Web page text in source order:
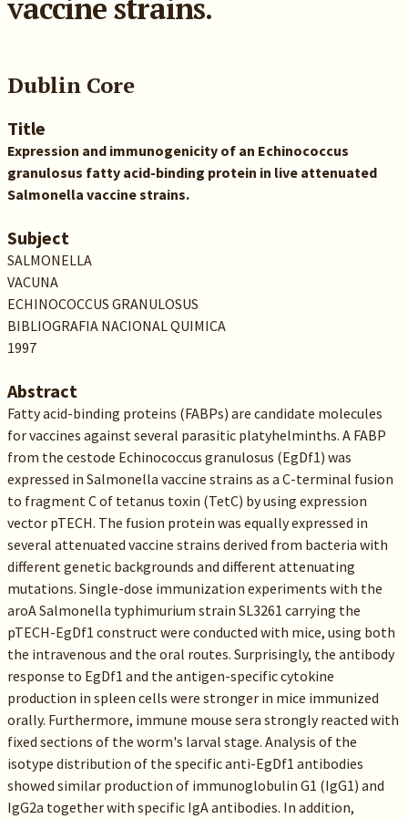
vaccine strains.
Dublin Core
Title
Expression and immunogenicity of an Echinococcus
granulosus fatty acid-binding protein in live attenuated
Salmonella vaccine strains.
Subject
SALMONELLA
VACUNA
ECHINOCOCCUS GRANULOSUS
BIBLIOGRAFIA NACIONAL QUIMICA
1997
Abstract
Fatty acid-binding proteins (FABPs) are candidate molecules
for vaccines against several parasitic platyhelminths. A FABP
from the cestode Echinococcus granulosus (EgDf1) was
expressed in Salmonella vaccine strains as a C-terminal fusion
to fragment C of tetanus toxin (TetC) by using expression
vector pTECH. The fusion protein was equally expressed in
several attenuated vaccine strains derived from bacteria with
different genetic backgrounds and different attenuating
mutations. Single-dose immunization experiments with the
aroA Salmonella typhimurium strain SL3261 carrying the
pTECH-EgDf1 construct were conducted with mice, using both
the intravenous and the oral routes. Surprisingly, the antibody
response to EgDf1 and the antigen-specific cytokine
production in spleen cells were stronger in mice immunized
orally. Furthermore, immune mouse sera strongly reacted with
fixed sections of the worm's larval stage. Analysis of the
isotype distribution of the specific anti-EgDf1 antibodies
showed similar production of immunoglobulin G1 (IgG1) and
IgG2a together with specific IgA antibodies. In addition,